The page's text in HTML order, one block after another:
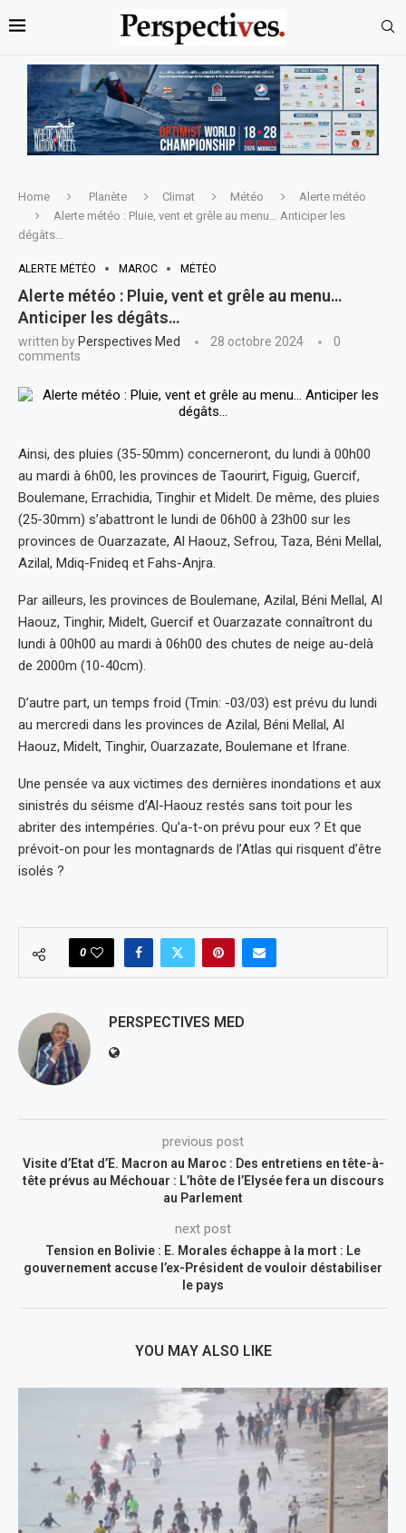
Home Planète Climat Météo
Alerte météo
Alerte météo : Pluie, vent et grêle au menu… Anticiper les
dégâts…
ALERTE MÉTÉO MAROC MÉTÉO
Alerte météo : Pluie, vent et grêle au menu…
Anticiper les dégâts…
written by Perspectives Med 28 octobre 2024
0
comments
Ainsi, des pluies (35-50mm) concerneront, du lundi à 00h00
au mardi à 6h00, les provinces de Taourirt, Figuig, Guercif,
Boulemane, Errachidia, Tinghir et Midelt. De même, des pluies
(25-30mm) s’abattront le lundi de 06h00 à 23h00 sur les
provinces de Ouarzazate, Al Haouz, Sefrou, Taza, Béni Mellal,
Azilal, Mdiq-Fnideq et Fahs-Anjra.
Par ailleurs, les provinces de Boulemane, Azilal, Béni Mellal, Al
Haouz, Tinghir, Midelt, Guercif et Ouarzazate connaîtront du
lundi à 00h00 au mardi à 06h00 des chutes de neige au-delà
de 2000m (10-40cm).
D’autre part, un temps froid (Tmin: -03/03) est prévu du lundi
au mercredi dans les provinces de Azilal, Béni Mellal, Al
Haouz, Midelt, Tinghir, Ouarzazate, Boulemane et Ifrane.
Une pensée va aux victimes des dernières inondations et aux
sinistrés du séisme d’Al-Haouz restés sans toit pour les
abriter des intempéries. Qu’a-t-on prévu pour eux ? Et que
prévoit-on pour les montagnards de l’Atlas qui risquent d’être
isolés ?
0
PERSPECTIVES MED
previous post
Visite d’Etat d’E. Macron au Maroc : Des entretiens en tête-à-
tête prévus au Méchouar : L’hôte de l’Elysée fera un discours
au Parlement
next post
Tension en Bolivie : E. Morales échappe à la mort : Le
gouvernement accuse l’ex-Président de vouloir déstabiliser
le pays
YOU MAY ALSO LIKE